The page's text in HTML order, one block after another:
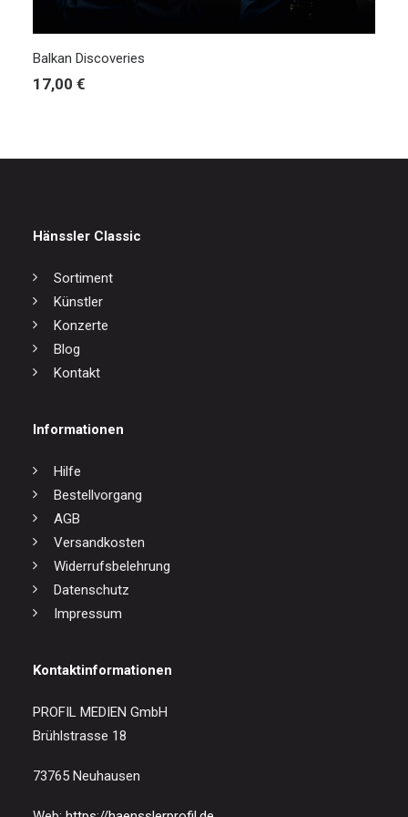
Balkan Discoveries
17,00 €
Hänssler Classic
Sortiment
Künstler
Konzerte
Blog
Kontakt
Informationen
Hilfe
Bestellvorgang
AGB
Versandkosten
Widerrufsbelehrung
Datenschutz
Impressum
Kontaktinformationen
PROFIL MEDIEN GmbH
Brühlstrasse 18
73765 Neuhausen